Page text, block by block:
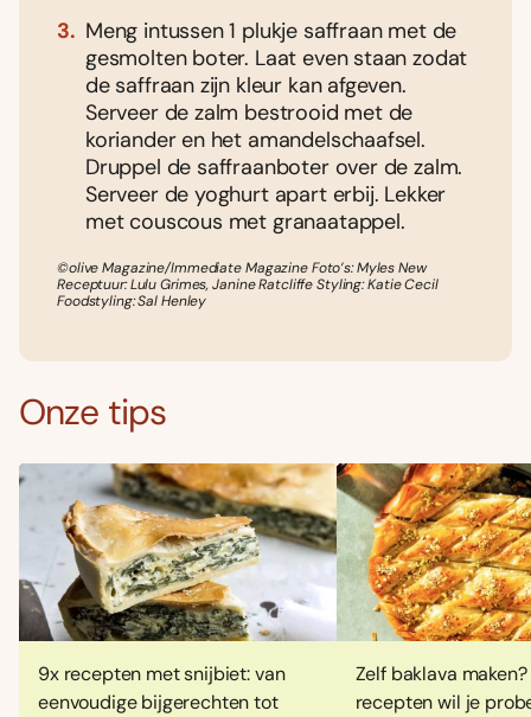
Meng intussen 1 plukje saffraan met de
gesmolten boter. Laat even staan zodat
de saffraan zijn kleur kan afgeven.
Serveer de zalm bestrooid met de
koriander en het amandelschaafsel.
Druppel de saffraanboter over de zalm.
Serveer de yoghurt apart erbij. Lekker
met couscous met granaatappel.
©olive Magazine/Immediate Magazine Foto’s: Myles New
Receptuur: Lulu Grimes, Janine Ratcliffe Styling: Katie Cecil
Foodstyling: Sal Henley
Onze tips
9x recepten met snijbiet: van
eenvoudige bijgerechten tot
Zelf baklava
recepten wil je